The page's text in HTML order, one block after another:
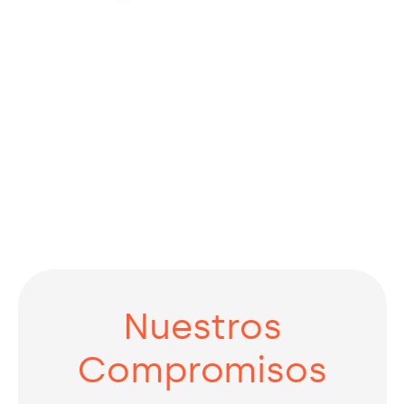
Nuestros
Compromisos